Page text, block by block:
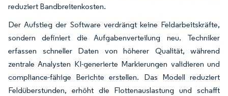
reduziert Bandbreitenkosten.
Der Aufstieg der Software verdrängt keine Feldarbeitskräfte,
sondern definiert die Aufgabenverteilung neu. Techniker
erfassen schneller Daten von höherer Qualität, während
zentrale Analysten KI-generierte Markierungen validieren und
compliance-fähige Berichte erstellen. Das Modell reduziert
Feldüberstunden, erhöht die Flottenauslastung und schafft